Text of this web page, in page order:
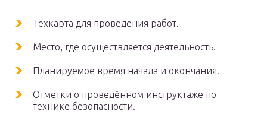
Техкарта для проведения работ.
Место, где осуществляется деятельность.
Планируемое время начала и окончания.
Отметки о проведённом инструктаже по
технике безопасности.